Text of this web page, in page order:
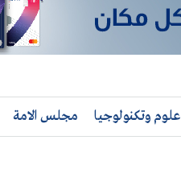
علوم وتكنولوجيا مجلس الامة